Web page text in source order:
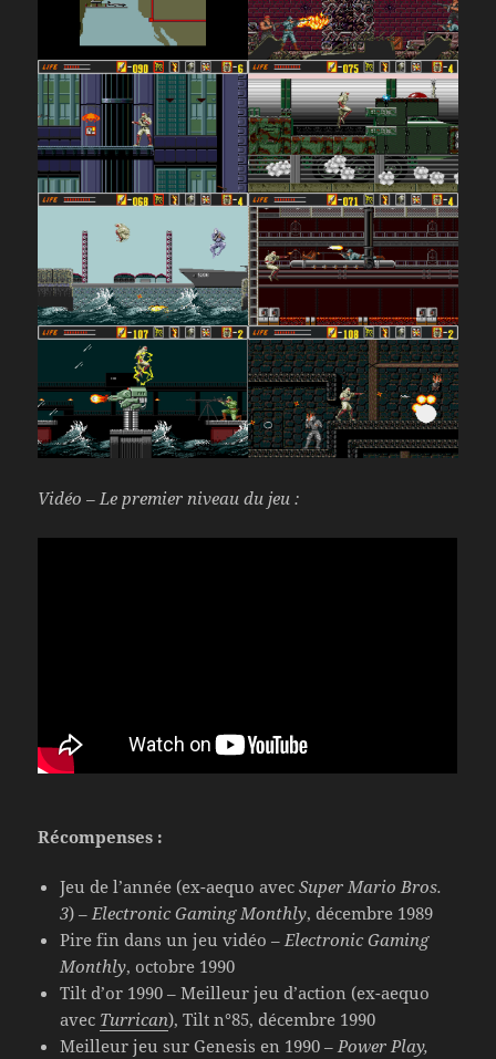
Vidéo – Le premier niveau du jeu :
Récompenses :
Jeu de l’année (ex-aequo avecSuper Mario Bros.
3) – Electronic Gaming Monthly, décembre 1989
Pire fin dans un jeu vidéo – Electronic Gaming
Monthly, octobre 1990
Tilt d’or 1990 – Meilleur jeu d’action (ex-aequo
avec Turrican), Tilt n°85, décembre 1990
Meilleur jeu sur Genesis en 1990 – Power Play,